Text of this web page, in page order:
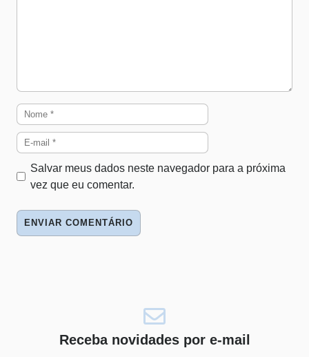
Nome
E-
mail
Salvar meus dados neste navegador para a próxima
vez que eu comentar.
Site
Receba novidades por e-mail